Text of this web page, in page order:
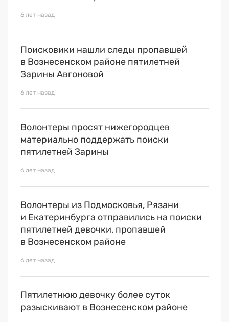
6 лет назад
Поисковики нашли следы пропавшей
в Вознесенском районе пятилетней
Зарины Авгоновой
6 лет назад
Волонтеры просят нижегородцев
материально поддержать поиски
пятилетней Зарины
6 лет назад
Волонтеры из Подмосковья, Рязани
и Екатеринбурга отправились на поиски
пятилетней девочки, пропавшей
в Вознесенском районе
6 лет назад
Пятилетнюю девочку более суток
разыскивают в Вознесенском районе